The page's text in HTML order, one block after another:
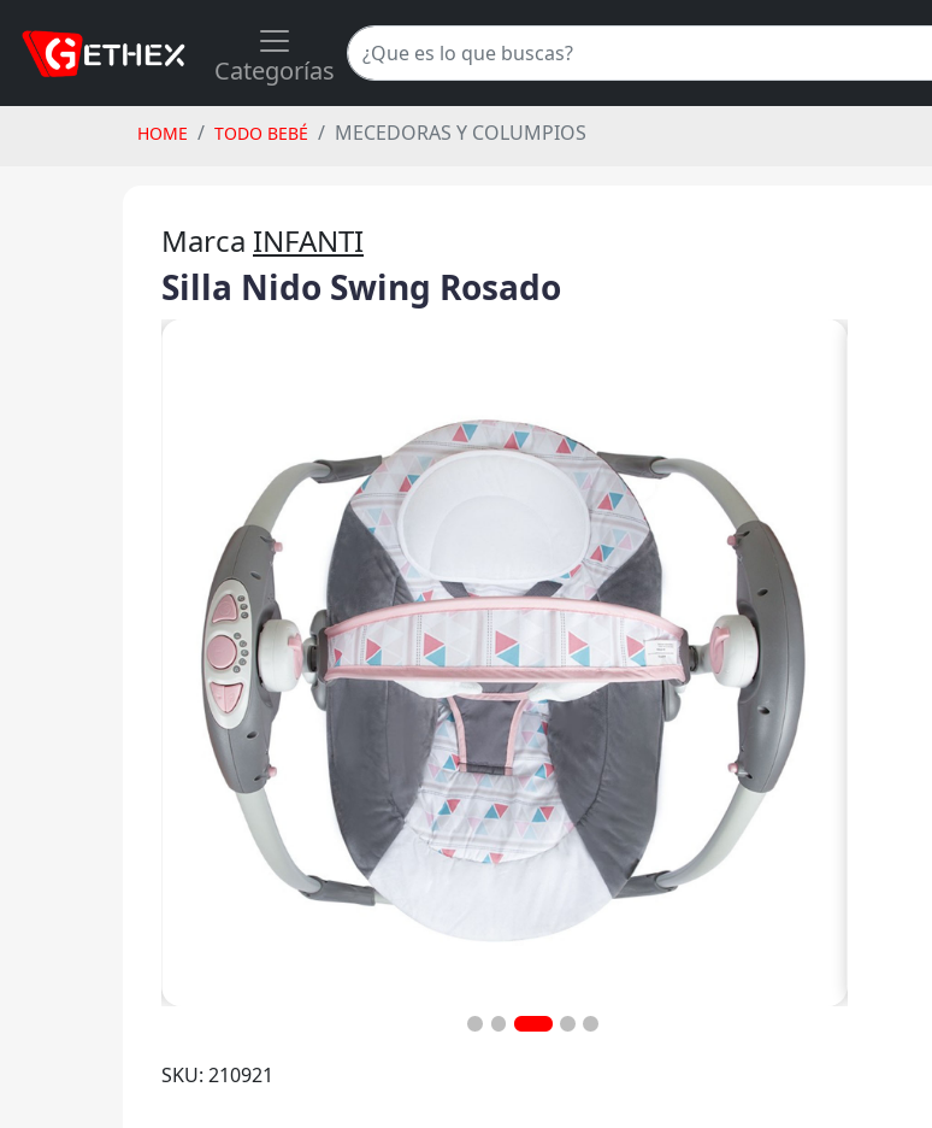
Categorías
HOME TODO BEBÉ MECEDORAS Y COLUMPIOS
Marca INFANTI
Silla Nido Swing Rosado
SKU: 210921